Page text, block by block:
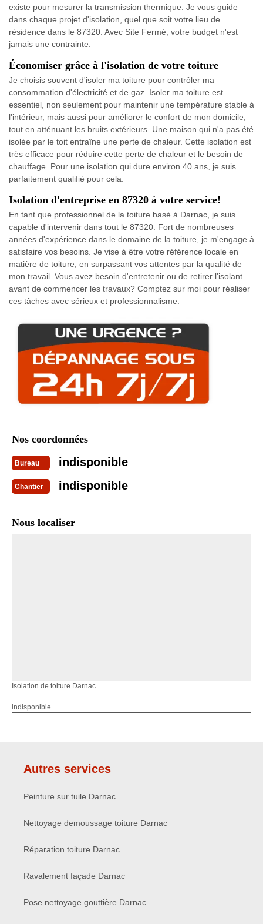
existe pour mesurer la transmission thermique. Je vous guide
dans chaque projet d'isolation, quel que soit votre lieu de
résidence dans le 87320. Avec Site Fermé, votre budget n'est
jamais une contrainte.
Économiser grâce à l'isolation de votre toiture
Je choisis souvent d'isoler ma toiture pour contrôler ma
consommation d'électricité et de gaz. Isoler ma toiture est
essentiel, non seulement pour maintenir une température stable à
l'intérieur, mais aussi pour améliorer le confort de mon domicile,
tout en atténuant les bruits extérieurs. Une maison qui n'a pas été
isolée par le toit entraîne une perte de chaleur. Cette isolation est
très efficace pour réduire cette perte de chaleur et le besoin de
chauffage. Pour une isolation qui dure environ 40 ans, je suis
parfaitement qualifié pour cela.
Isolation d'entreprise en 87320 à votre service!
En tant que professionnel de la toiture basé à Darnac, je suis
capable d'intervenir dans tout le 87320. Fort de nombreuses
années d'expérience dans le domaine de la toiture, je m'engage à
satisfaire vos besoins. Je vise à être votre référence locale en
matière de toiture, en surpassant vos attentes par la qualité de
mon travail. Vous avez besoin d'entretenir ou de retirer l'isolant
avant de commencer les travaux? Comptez sur moi pour réaliser
ces tâches avec sérieux et professionnalisme.
Nos coordonnées
Bureau indisponible
Chantier indisponible
Nous localiser
Isolation de toiture Darnac
indisponible
Autres services
Peinture sur tuile Darnac
Nettoyage demoussage toiture Darnac
Réparation toiture Darnac
Ravalement façade Darnac
Pose nettoyage gouttière Darnac